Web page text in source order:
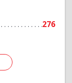
276
Подробнее